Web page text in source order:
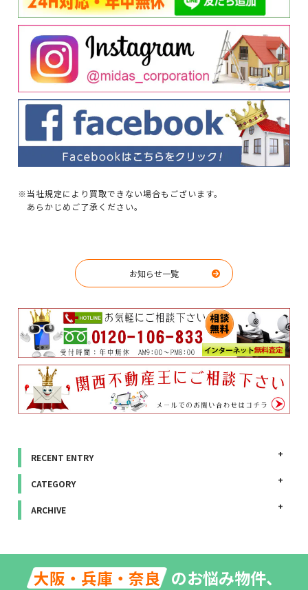
※当社規定により買取できない場合もございます。
あらかじめご了承ください。
お知らせ一覧
RECENT ENTRY
CATEGORY
ARCHIVE
大阪・兵庫・奈良 のお悩み物件、